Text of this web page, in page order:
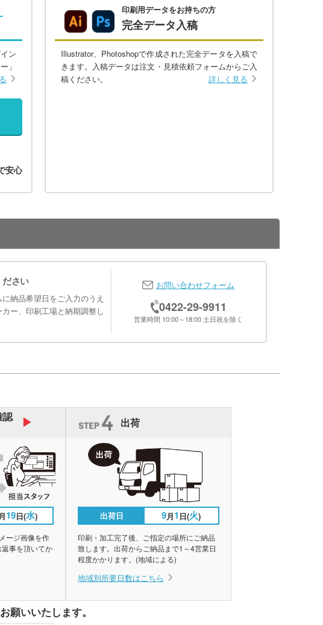
ン
」
安心
印刷用データをお持ちの方
完全データ入稿
Illustrator、Photoshopで作成された完全データを入稿で
きます。入稿データは注文・見積依頼フォームからご入
稿ください。
詳しく見る
さい
納品希望日をご入力のうえ
ー、印刷工場と納期調整し
お問い合わせフォーム
0422-29-9911
営業時間 10:00～18:00 土日祝を除く
認
月19日(水)
ージ画像を作
事を頂いてか
出荷
出荷日 9月1 日(火)
印刷・加工完了後、ご指定の場所にご納品
致します。出荷からご納品まで1～4営業日
程度かかります。(地域による)
地域別所要日数はこちら
願いいたします。